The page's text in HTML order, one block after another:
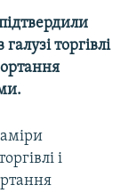
торгівлі
і